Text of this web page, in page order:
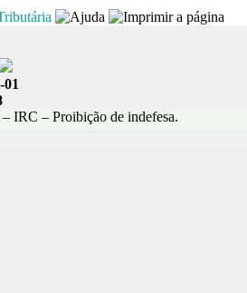
01
IRC – Proibição de indefesa.